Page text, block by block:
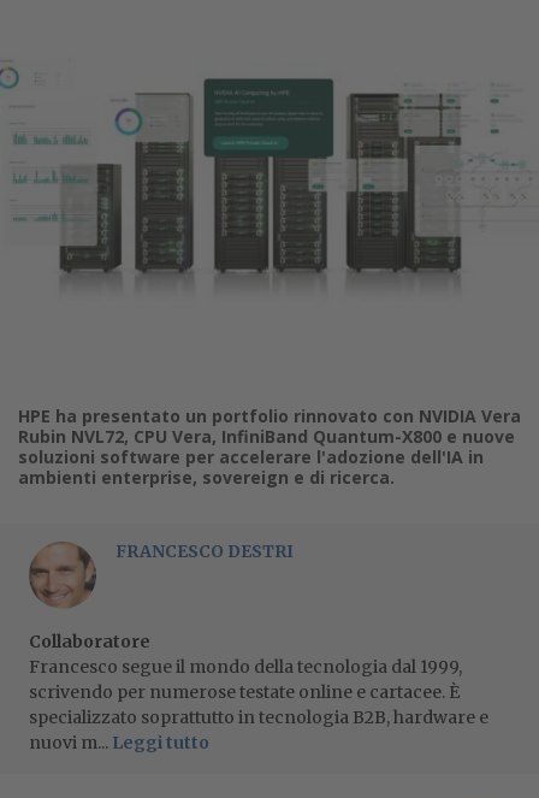
HPE ha presentato un portfolio rinnovato con NVIDIA Vera
Rubin NVL72, CPU Vera, InfiniBand Quantum-X800 e nuove
soluzioni software per accelerare l'adozione dell'IA in
ambienti enterprise, sovereign e di ricerca.
FRANCESCO DESTRI
Collaboratore
Francesco segue il mondo della tecnologia dal 1999,
scrivendo per numerose testate online e cartacee. È
specializzato soprattutto in tecnologia B2B, hardware e
nuovi m... Leggi tutto